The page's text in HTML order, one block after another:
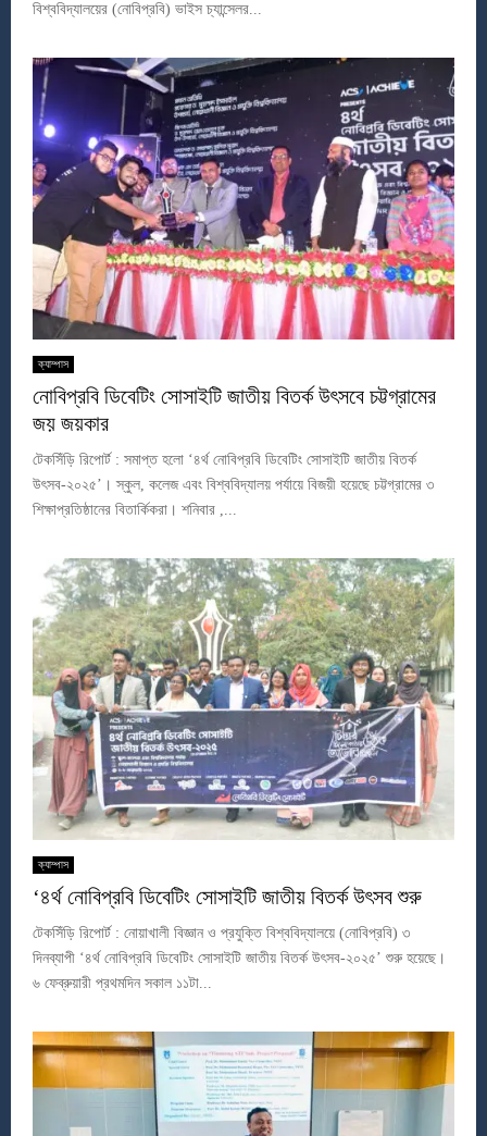
বিশ্ববিদ্যালয়ের (নোবিপ্রবি) ভাইস চ্যান্সেলর...
ক্যাম্পাস
নোবিপ্রবি ডিবেটিং সোসাইটি জাতীয় বিতর্ক উৎসবে চট্টগ্রামের
জয় জয়কার
টেকসিঁড়ি রিপোর্ট : সমাপ্ত হলো ‘৪র্থ নোবিপ্রবি ডিবেটিং সোসাইটি জাতীয় বিতর্ক
উৎসব-২০২৫’। স্কুল, কলেজ এবং বিশ্ববিদ্যালয় পর্যায়ে বিজয়ী হয়েছে চট্টগ্রামের ৩
শিক্ষাপ্রতিষ্ঠানের বিতার্কিকরা। শনিবার ,...
ক্যাম্পাস
‘৪র্থ নোবিপ্রবি ডিবেটিং সোসাইটি জাতীয় বিতর্ক উৎসব শুরু
টেকসিঁড়ি রিপোর্ট : নোয়াখালী বিজ্ঞান ও প্রযুক্তি বিশ্ববিদ্যালয়ে (নোবিপ্রবি) ৩
দিনব্যাপী ‘৪র্থ নোবিপ্রবি ডিবেটিং সোসাইটি জাতীয় বিতর্ক উৎসব-২০২৫’ শুরু হয়েছে।
৬ ফেব্রুয়ারী প্রথমদিন সকাল ১১টা...